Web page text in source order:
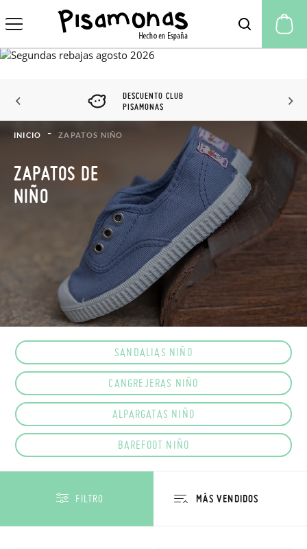
DESCUENTO CLUB
PISAMONAS
INICIO ZAPATOS NIÑO
ZAPATOS DE
NIÑO
SANDALIAS NIÑO
CANGREJERAS NIÑO
ALPARGATAS NIÑO
BAREFOOT NIÑO
FILTRO